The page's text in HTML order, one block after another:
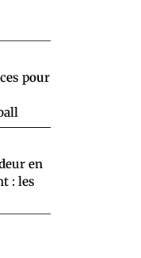
pour
en
: les